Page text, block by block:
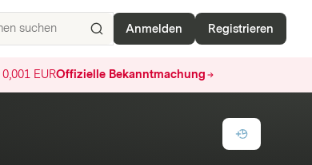
ISIN,
Produkte
Anmelden Registrieren
0,001 EUROffizielle Bekanntmachung